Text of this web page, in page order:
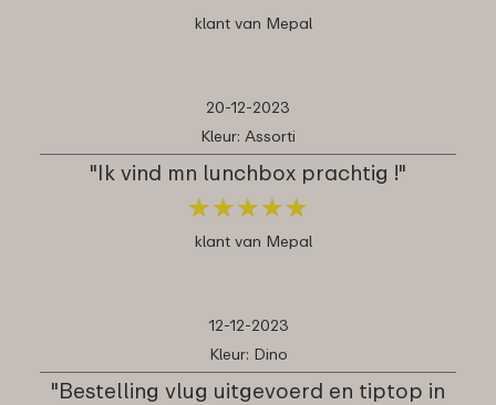
klant van Mepal
20-12-2023
Kleur: Assorti
"Ik vind mn lunchbox prachtig !"
★★★★★
★★★★★
klant van Mepal
12-12-2023
Kleur: Dino
"Bestelling vlug uitgevoerd en tiptop in